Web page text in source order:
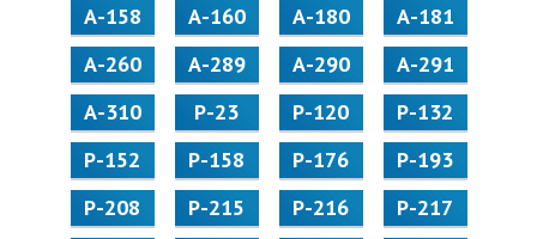
А-158
А-160 А-180
А-181
А-260
А-289 А-290
А-291
А-310
Р-23 Р-120
Р-132
Р-152
Р-158 Р-176
Р-193
Р-208
Р-215 Р-216
Р-217